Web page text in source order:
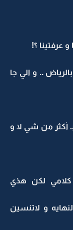
عرفتينا ؟!
.. و الي جا
أكثر من شي لا و
لكن هذي
و لاتنسين